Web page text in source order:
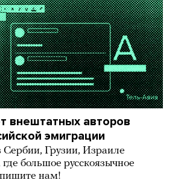
внештатных авторов
эмиграции
Грузии, Израиле
большое русскоязычное
нам!